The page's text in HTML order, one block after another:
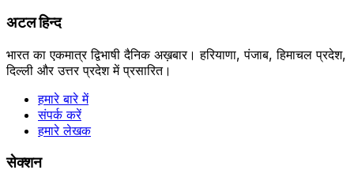
अटल हिन्द
भारत का एकमात्र द्विभाषी दैनिक अख़बार। हरियाणा, पंजाब, हिमाचल प्रदेश,
दिल्ली और उत्तर प्रदेश में प्रसारित।
हमारे बारे में
संपर्क करें
हमारे लेखक
सेक्शन